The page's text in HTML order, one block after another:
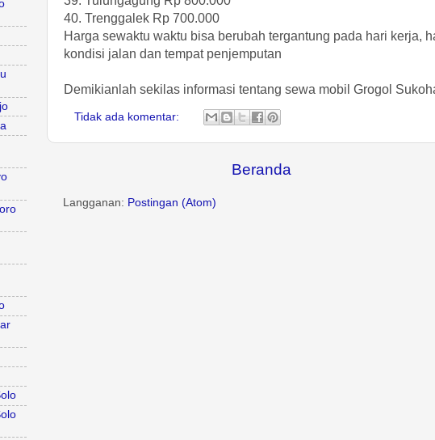
40. Trenggalek Rp 700.000
Harga sewaktu waktu bisa berubah tergantung pada hari kerja,
kondisi jalan dan tempat penjemputan
Demikianlah sekilas informasi tentang sewa mobil Grogol
Tidak ada komentar:
Beranda
Langganan: Postingan (Atom)